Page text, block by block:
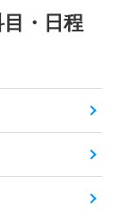
・日程